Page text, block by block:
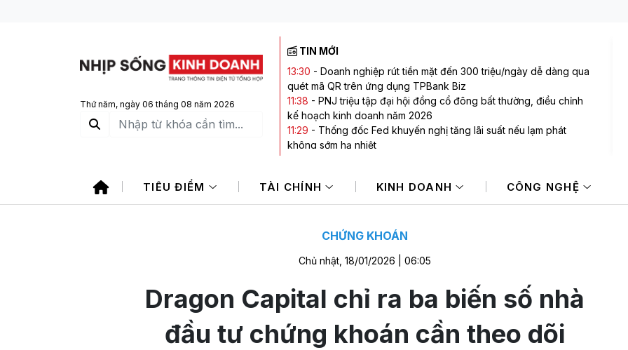
Thứ năm, ngày 06 tháng 08 năm 2026
TIN MỚI
13:30 - Doanh nghiệp rút tiền mặt đến 300 triệu/ngày dễ dàng qua
quét mã QR trên ứng dụng TPBank Biz
11:38 - PNJ triệu tập đại hội đồng cổ đông bất thường, điều chỉnh
kế hoạch kinh doanh năm 2026
11:29 - Thống đốc Fed khuyến nghị tăng lãi suất nếu lạm phát
không sớm hạ nhiệt
101.000 tỷ đồng
10:22-Động thái mới của Hoá chất Đức Giang sau biến cố khởi tố
TIÊU ĐIỂM TÀI CHÍNH KINH DOANH CÔNG NGHỆ
CHỨNG KHOÁN
Chủ nhật, 18/01/2026 | 06:05
Dragon Capital chỉ ra ba biến số nhà
đầu tư chứng khoán cần theo dõi